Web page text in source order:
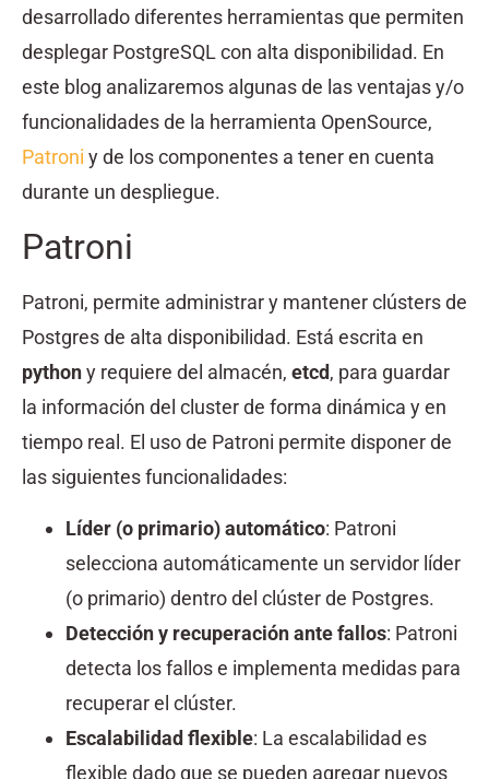
desarrollado diferentes herramientas que permiten
desplegar PostgreSQL con alta disponibilidad. En
este blog analizaremos algunas de las ventajas y/o
funcionalidades de la herramienta OpenSource,
Patroni y de los componentes a tener en cuenta
durante un despliegue.
Patroni
Patroni, permite administrar y mantener clústers de
Postgres de alta disponibilidad. Está escrita en
pythony requiere del almacén, etcd, para guardar
la información del cluster de forma dinámica y en
tiempo real. El uso de Patroni permite disponer de
las siguientes funcionalidades:
Líder (o primario) automático: Patroni
selecciona automáticamente un servidor líder
(o primario) dentro del clúster de Postgres.
Detección y recuperación ante fallos: Patroni
detecta los fallos e implementa medidas para
recuperar el clúster.
Escalabilidad flexible: La escalabilidad es
flexible dado que se pueden agregar nuevos